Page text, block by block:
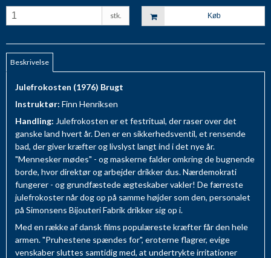
stk. Køb
Beskrivelse
Julefrokosten (1976) Brugt
Instruktør: Finn Henriksen
Handling: Julefrokosten er et festritual, der raser over det
ganske land hvert år. Den er en sikkerhedsventil, et rensende
bad, der giver kræfter og livslyst langt ind i det nye år.
"Mennesker mødes" - og maskerne falder omkring de bugnende
borde, hvor direktør og arbejder drikker dus. Nærdemokrati
fungerer - og grundfæstede ægteskaber vakler! De færreste
julefrokoster når dog op på samme højder som den, personalet
på Simonsens Bijouteri Fabrik drikker sig op i.
Med en række af dansk films populæreste kræfter får den hele
armen. "Pruhestene spændes for", eroterne flagrer, evige
venskaber sluttes samtidig med, at undertrykte irritationer